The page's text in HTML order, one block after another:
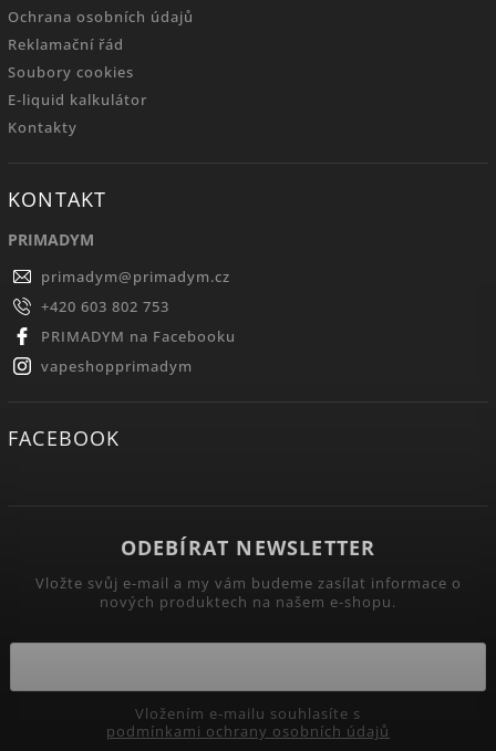
Ochrana osobních údajů
Reklamační řád
Soubory cookies
E-liquid kalkulátor
Kontakty
KONTAKT
PRIMADYM
primadym@primadym.cz
+420 603 802 753
PRIMADYM na Facebooku
vapeshopprimadym
FACEBOOK
ODEBÍRAT NEWSLETTER
Vložte svůj e-mail a my vám budeme zasílat informace o
nových produktech na našem e-shopu.
podmínkami ochrany osobních údajů